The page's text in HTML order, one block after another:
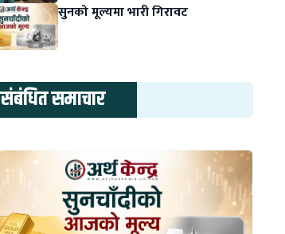
सुनको मूल्यमा भारी गिरावट
संबंधित समाचार